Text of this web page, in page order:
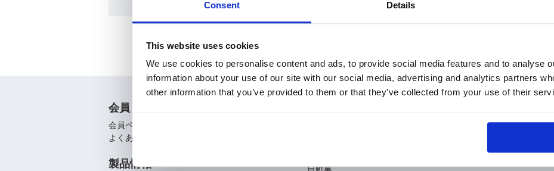
Consent Details
This website uses cookies
We use cookies to personalise content and ads, to provide social media features and to analyse
information about your use of our site with our social media, advertising and analytics partners
other information that you’ve provided to them or that they’ve collected from your use of their
会員
会員ページ
よくあるご質問（FAQ）
製品情報
自動車
会社概要
拠点・関連